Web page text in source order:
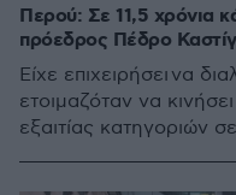
Περού: Σε 11,5 χρόνια
πρόεδρος Πέδρο
Είχε επιχειρήσει να
ετοιμαζόταν να
εξαιτίας κατηγοριών